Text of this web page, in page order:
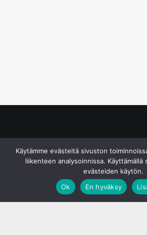
Käytämme evästeitä sivuston
liikenteen analysoinnissa. Käyttämällä
evästeiden käytön.
Ok
En hyväksy